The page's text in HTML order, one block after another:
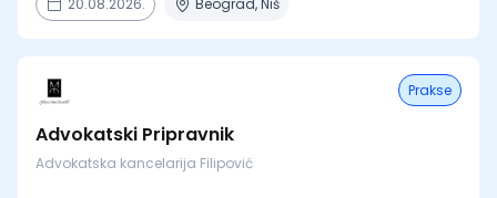
20.08.2026. Beograd, Niš
Prakse
Advokatski Pripravnik
Advokatska kancelarija Filipović